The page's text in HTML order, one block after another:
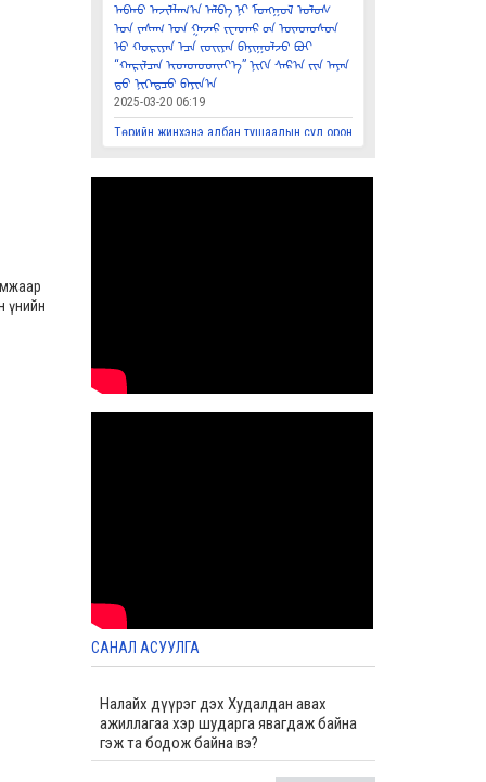
үнийн
ᠠᠪᠬᠤ ᠠᠵᠢᠯᠯᠠᠭ᠎ᠠ ᠠᠯᠪᠠ ᠨᠢ ᠮᠣᠩᠭᠣᠯ ᠤᠯᠤᠰ
ᠤ᠋ᠨ ᠵᠠᠰᠠᠭ ᠤ᠋ᠨ ᠭᠠᠵᠠᠷ ᠵᠧᠨᠳᠡᠷ ᠦ᠋ᠨ ᠦᠨᠳᠦᠰᠦᠨ
ᠦ᠋ ᠬᠣᠷᠢᠶᠠᠨ ᠠ᠋ᠴᠠ ᠵᠣᢈᠢᠶᠠᠨ ᠪᠠᠶᠢᠭᠤᠯᠵᠤ ᠪᠤᠢ
“ᠬᠠᠷᠢᠯᠴᠠᠨ ᢈᠦᠨᠳᠦᠳᢈᠡᠶ᠎ᠡ” ᠨᠢᢉᠡ ᠰᠠᠷ᠎ᠠ ᠶ᠋ᠢᠨ ᠠᠶᠠᠨ
ᠳ᠋ᠤ ᠨᠢᢉᠡᠳᠴᠦ ᠪᠠᠶᠢᠨ᠎ᠠ
2025-03-20 06:19
Төрийн жинхэнэ албан тушаалын сул орон
тооны мэдээлэл, сонгон шалгаруулалтын
ажиллагааны 2024 оны жилийн эцсийн
төлөвлөгөөний биелэлт
2024-12-27 08:30
2024-12-20 07:30
САНАЛ АСУУЛГА
Налайх дүүрэг дэх Худалдан авах
ажиллагаа хэр шударга явагдаж байна
гэж та бодож байна вэ?